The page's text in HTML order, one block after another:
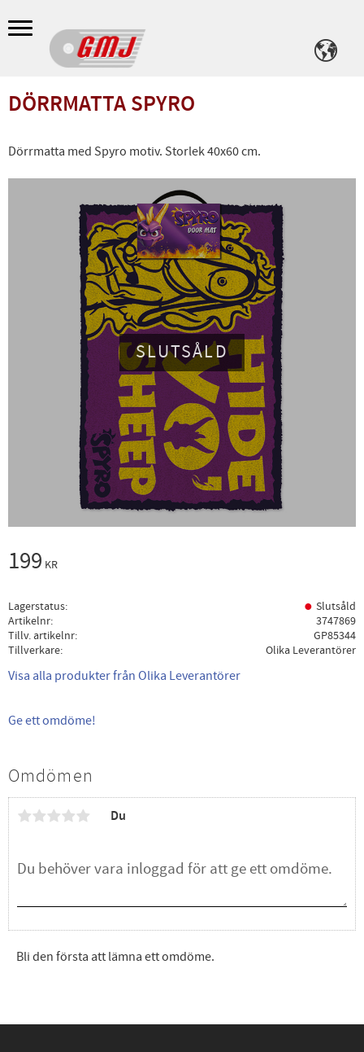
Meny
DÖRRMATTA SPYRO
Dörrmatta med Spyro motiv. Storlek 40x60 cm.
SLUTSÅLD
199 KR
Lagerstatus
Slutsåld
Artikelnr
3747869
Tillv. artikelnr
GP85344
Tillverkare
Olika Leverantörer
Visa alla produkter från Olika Leverantörer
Ge ett omdöme!
Omdömen
Du
Bli den första att lämna ett omdöme.